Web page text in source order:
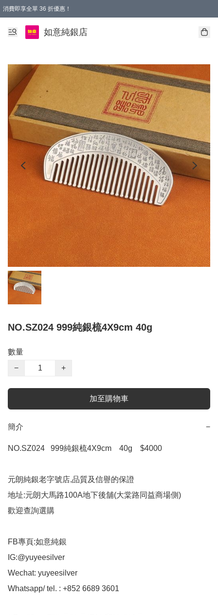
消費即享全單 36 折優惠！
購物满$50，全國包郵。Free shopping on orders over $50.
如意純銀店
NO.SZ024 999純銀梳4X9cm 40g
數量
−
+
加至購物車
簡介 −
NO.SZ024   999純銀梳4X9cm    40g    $4000
元朗純銀老字號店,品質及信譽的保證
地址:元朗大馬路100A地下後舖(大棠路同益商場側)
歡迎查詢選購
FB專頁:如意純銀
IG:@yuyeesilver
Wechat: yuyeesilver
Whatsapp/ tel. : +852 6689 3601